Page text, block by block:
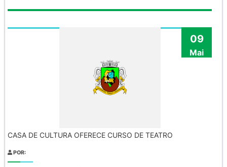
09
Mai
CASA DE CULTURA OFERECE CURSO DE TEATRO
POR: